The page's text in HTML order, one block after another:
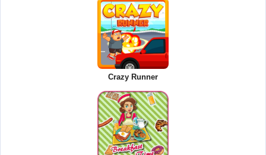
Crazy Runner